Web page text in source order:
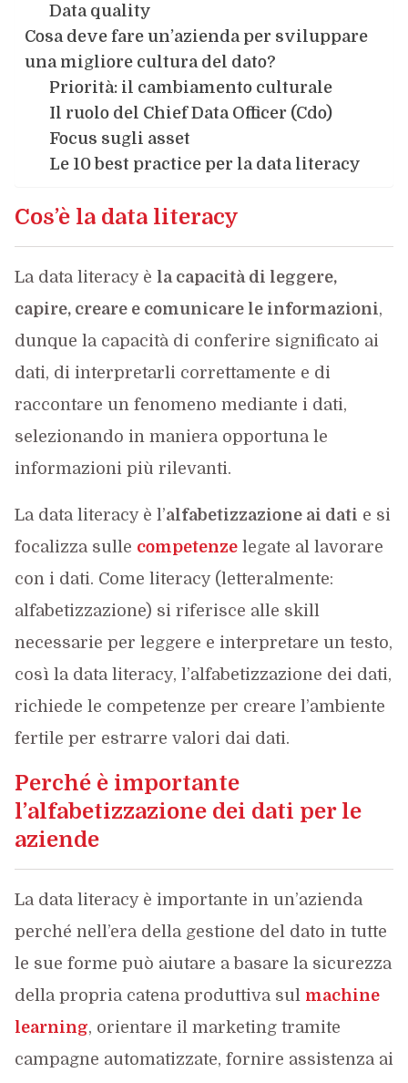
Data quality
Cosa deve fare un’azienda per sviluppare
una migliore cultura del dato?
Priorità: il cambiamento culturale
Il ruolo del Chief Data Officer (Cdo)
Focus sugli asset
Le 10 best practice per la data literacy
Cos’è la data literacy
La data literacy è la capacità di leggere,
capire, creare e comunicare le informazioni,
dunque la capacità di conferire significato ai
dati, di interpretarli correttamente e di
raccontare un fenomeno mediante i dati,
selezionando in maniera opportuna le
informazioni più rilevanti.
La data literacy è l’alfabetizzazione ai dati e si
focalizza sulle competenzelegate al lavorare
con i dati. Come literacy (letteralmente:
alfabetizzazione) si riferisce alle skill
necessarie per leggere e interpretare un testo,
così la data literacy, l’alfabetizzazione dei dati,
richiede le competenze per creare l’ambiente
fertile per estrarre valori dai dati.
Perché è importante
l’alfabetizzazione dei dati per le
aziende
La data literacy è importante in un’azienda
perché nell’era della gestione del dato in tutte
le sue forme può aiutare a basare la sicurezza
della propria catena produttiva sul machine
learning, orientare il marketing tramite
campagne automatizzate, fornire assistenza ai